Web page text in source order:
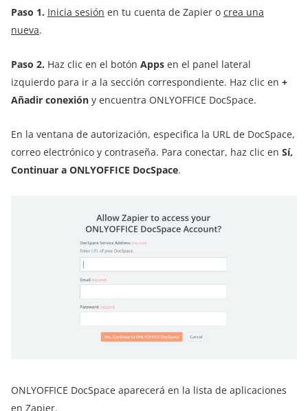
Paso 1. Inicia sesión en tu cuenta de Zapier o crea una
nueva.
Paso 2. Haz clic en el botón Apps en el panel lateral
izquierdo para ir a la sección correspondiente. Haz clic en +
Añadir conexión y encuentra ONLYOFFICE DocSpace.
En la ventana de autorización, especifica la URL de DocSpace,
correo electrónico y contraseña. Para conectar, haz clic en Sí,
Continuar a ONLYOFFICE DocSpace.
ONLYOFFICE DocSpace aparecerá en la lista de aplicaciones
en Zapier.